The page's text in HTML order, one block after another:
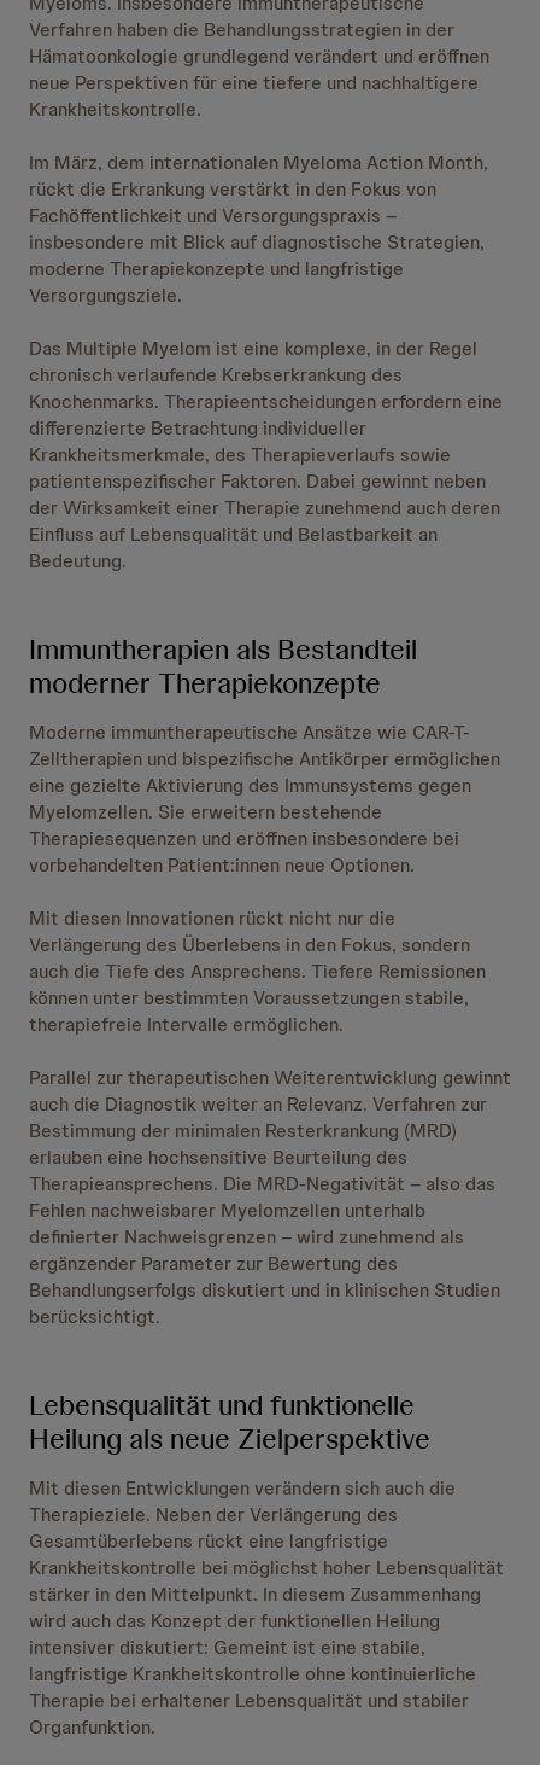
Verfahren haben die Behandlungsstrategien in der
Hämatoonkologie grundlegend verändert und eröffnen
neue Perspektiven für eine tiefere und nachhaltigere
Krankheitskontrolle.
Im März, dem internationalen Myeloma Action Month,
rückt die Erkrankung verstärkt in den Fokus von
Fachöffentlichkeit und Versorgungspraxis –
insbesondere mit Blick auf diagnostische Strategien,
moderne Therapiekonzepte und langfristige
Versorgungsziele.
Das Multiple Myelom ist eine komplexe, in der Regel
chronisch verlaufende Krebserkrankung des
Knochenmarks. Therapieentscheidungen erfordern eine
differenzierte Betrachtung individueller
Krankheitsmerkmale, des Therapieverlaufs sowie
patientenspezifischer Faktoren. Dabei gewinnt neben
der Wirksamkeit einer Therapie zunehmend auch deren
Einfluss auf Lebensqualität und Belastbarkeit an
Bedeutung.
Immuntherapien als Bestandteil
moderner Therapiekonzepte
Moderne immuntherapeutische Ansätze wie CAR-T-
Zelltherapien und bispezifische Antikörper ermöglichen
eine gezielte Aktivierung des Immunsystems gegen
Myelomzellen. Sie erweitern bestehende
Therapiesequenzen und eröffnen insbesondere bei
vorbehandelten Patient:innen neue Optionen.
Mit diesen Innovationen rückt nicht nur die
Verlängerung des Überlebens in den Fokus, sondern
auch die Tiefe des Ansprechens. Tiefere Remissionen
können unter bestimmten Voraussetzungen stabile,
therapiefreie Intervalle ermöglichen.
Parallel zur therapeutischen Weiterentwicklung gewinnt
auch die Diagnostik weiter an Relevanz. Verfahren zur
Bestimmung der minimalen Resterkrankung (MRD)
erlauben eine hochsensitive Beurteilung des
Therapieansprechens. Die MRD-Negativität – also das
Fehlen nachweisbarer Myelomzellen unterhalb
definierter Nachweisgrenzen – wird zunehmend als
ergänzender Parameter zur Bewertung des
Behandlungserfolgs diskutiert und in klinischen Studien
berücksichtigt.
Lebensqualität und funktionelle
Heilung als neue Zielperspektive
Mit diesen Entwicklungen verändern sich auch die
Therapieziele. Neben der Verlängerung des
Gesamtüberlebens rückt eine langfristige
Krankheitskontrolle bei möglichst hoher Lebensqualität
stärker in den Mittelpunkt. In diesem Zusammenhang
wird auch das Konzept der funktionellen Heilung
intensiver diskutiert: Gemeint ist eine stabile,
langfristige Krankheitskontrolle ohne kontinuierliche
Therapie bei erhaltener Lebensqualität und stabiler
Organfunktion.